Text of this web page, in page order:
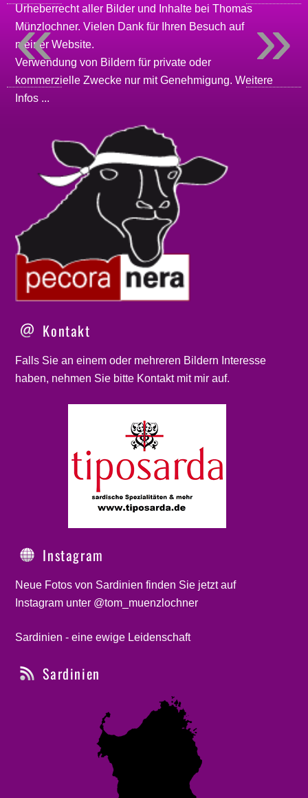
Urheberrecht aller Bilder und Inhalte beiThomas
Münzlochner. Vielen Dank für Ihren Besuch auf
meinerWebsite.
Verwendung von Bildern für private oder
kommerzielle Zwecke nur mit Genehmigung.Weitere
Infos ...
Kontakt
Falls Sie an einem oder mehreren Bildern Interesse
haben, nehmen Sie bitte Kontaktmit mir auf.
Instagram
Neue Fotos von Sardinien finden Sie jetzt auf
Instagram unter @tom_muenzlochner
Sardinien - eine ewige Leidenschaft
Sardinien
»
«